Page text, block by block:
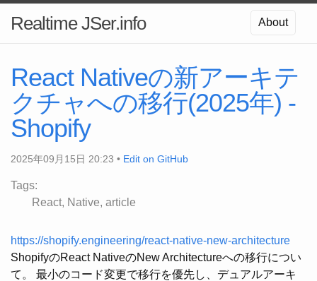
Realtime JSer.info About
React Nativeの新アーキテ
クチャへの移行(2025年) -
Shopify
2025年09月15日 20:23 • Edit on GitHub
Tags:
React Native article
https://shopify.engineering/react-native-new-architecture
ShopifyのReact NativeのNew Architectureへの移行につい
て。 最小のコード変更で移行を優先し、デュアルアーキ